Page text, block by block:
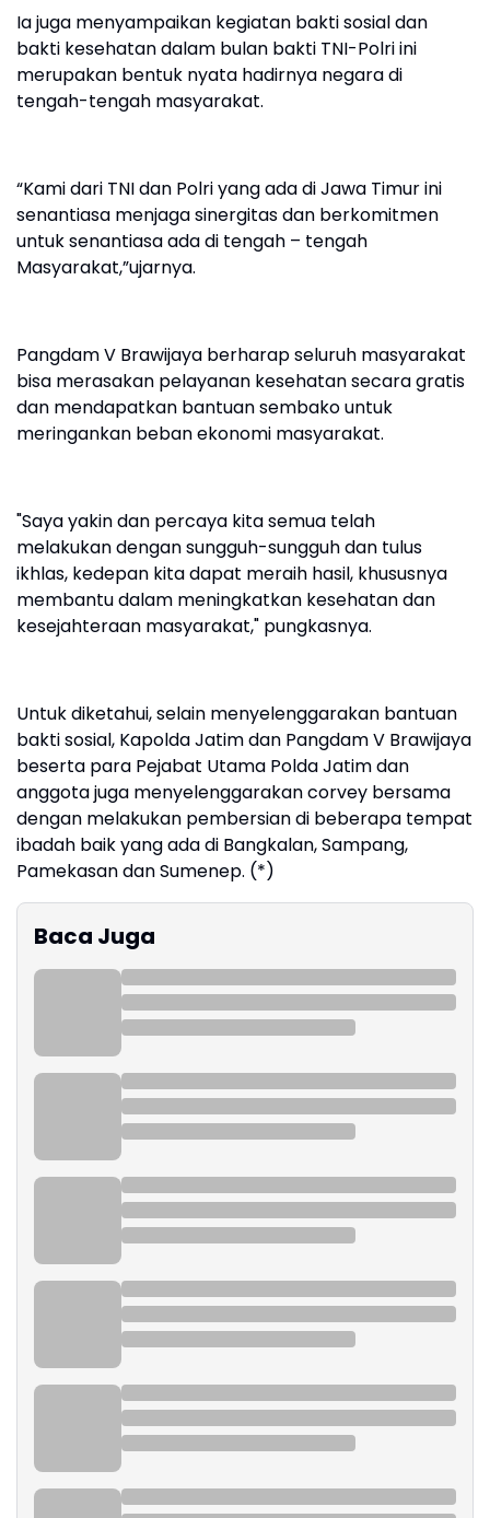
Ia juga menyampaikan kegiatan bakti sosial dan
bakti kesehatan dalam bulan bakti TNI-Polri ini
merupakan bentuk nyata hadirnya negara di
tengah-tengah masyarakat.
“Kami dari TNI dan Polri yang ada di Jawa Timur ini
senantiasa menjaga sinergitas dan berkomitmen
untuk senantiasa ada di tengah – tengah
Masyarakat,”ujarnya.
Pangdam V Brawijaya berharap seluruh masyarakat
bisa merasakan pelayanan kesehatan secara gratis
dan mendapatkan bantuan sembako untuk
meringankan beban ekonomi masyarakat.
"Saya yakin dan percaya kita semua telah
melakukan dengan sungguh-sungguh dan tulus
ikhlas, kedepan kita dapat meraih hasil, khususnya
membantu dalam meningkatkan kesehatan dan
kesejahteraan masyarakat," pungkasnya.
Untuk diketahui, selain menyelenggarakan bantuan
bakti sosial, Kapolda Jatim dan Pangdam V Brawijaya
beserta para Pejabat Utama Polda Jatim dan
anggota juga menyelenggarakan corvey bersama
dengan melakukan pembersian di beberapa tempat
ibadah baik yang ada di Bangkalan, Sampang,
Pamekasan dan Sumenep. (*)
Baca Juga